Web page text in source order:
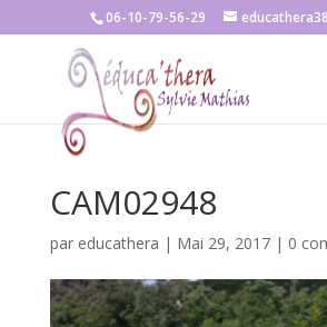
06-10-79-56-29
CAM02948
par educathera | Mai 29, 2017| 0